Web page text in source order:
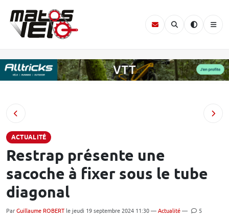
ACTUALITÉ
Restrap présente une
sacoche à fixer sous le tube
diagonal
Par Guillaume ROBERT le jeudi 19 septembre 2024 11:30 — Actualité — 5